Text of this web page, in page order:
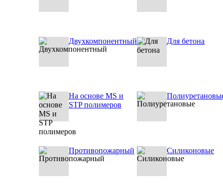
Двухкомпонентный Для бетона
На основе MS и
STP полимеров
Противопожарный Силиконовые